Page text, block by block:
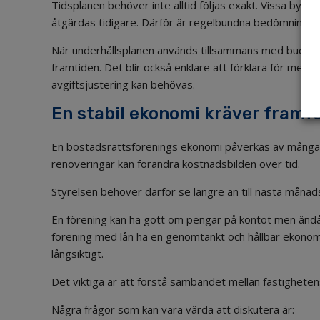
Tidsplanen behöver inte alltid följas exakt. Vissa
åtgärdas tidigare. Därför är regelbundna
När underhållsplanen används tillsammans med
framtiden. Det blir också enklare att förklara för
avgiftsjustering kan behövas.
En stabil ekonomi kräver
En bostadsrättsförenings ekonomi påverkas av
renoveringar kan förändra kostnadsbilden över tid.
Styrelsen behöver därför se längre än till nästa
En förening kan ha gott om pengar på kontot men
förening med lån ha en genomtänkt och hållbar
långsiktigt.
Det viktiga är att förstå sambandet mellan
Några frågor som kan vara värda att diskutera är: